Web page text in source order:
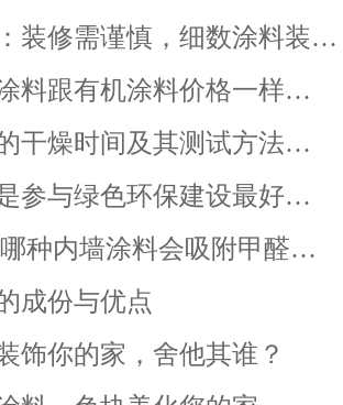
装修需谨慎，细数涂料装…
料跟有机涂料价格一样…
干燥时间及其测试方法…
参与绿色环保建设最好…
种内墙涂料会吸附甲醛…
成份与优点
饰你的家，舍他其谁？